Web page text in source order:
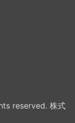
reserved. 株式